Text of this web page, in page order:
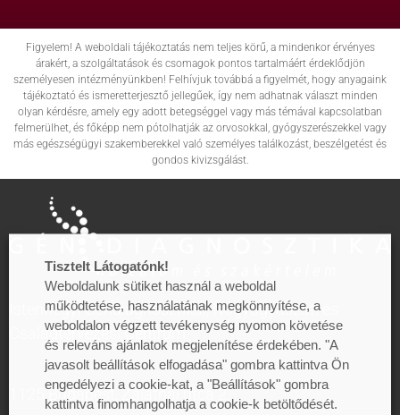
Figyelem! A weboldali tájékoztatás nem teljes körű, a mindenkor érvényes
árakért, a szolgáltatások és csomagok pontos tartalmáért érdeklődjön
személyesen intézményünkben! Felhívjuk továbbá a figyelmét, hogy anyagaink
tájékoztató és ismeretterjesztő jellegűek, így nem adhatnak választ minden
olyan kérdésre, amely egy adott betegséggel vagy más témával kapcsolatban
felmerülhet, és főképp nem pótolhatják az orvosokkal, gyógyszerészekkel vagy
más egészségügyi szakemberekkel való személyes találkozást, beszélgetést és
gondos kivizsgálást.
Istenhegyi Géndiagnosztikai, Nőgyógyászati és
Családtervezési Centrum
1125 Budapest, Zalatnai utca 2.
Tisztelt Látogatónk!
Weboldalunk sütiket használ a weboldal
működtetése, használatának megkönnyítése, a
weboldalon végzett tevékenység nyomon követése
és releváns ajánlatok megjelenítése érdekében. "A
javasolt beállítások elfogadása" gombra kattintva Ön
engedélyezi a cookie-kat, a "Beállítások" gombra
kattintva finomhangolhatja a cookie-k betöltődését.